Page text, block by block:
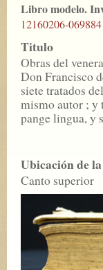
Libro modelo.
12160206-069884
Titulo
Obras del
Don Francisco
siete tratados
mismo autor ; y
pange lingua, y
Ubicación de
Canto superior